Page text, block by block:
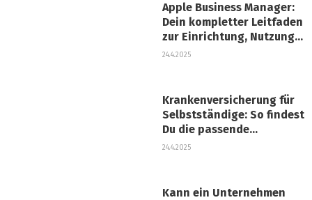
Apple Business Manager:
Dein kompletter Leitfaden
zur Einrichtung, Nutzung
und Integration
24.4.2025
Krankenversicherung für
Selbstständige: So findest
Du die passende
Absicherung für Dein
24.4.2025
Kann ein Unternehmen